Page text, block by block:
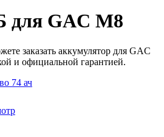
для GAC M8
заказать аккумулятор для GAC
и официальной гарантией.